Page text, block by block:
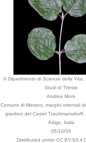
© Dipartimento di Scienze della Vita,
Studi di Trieste
Andrea Moro
Comune di Merano, margini orientali
giardino del Castel
Adige, Italia
05/10/05
Distributed under CC BY-SA